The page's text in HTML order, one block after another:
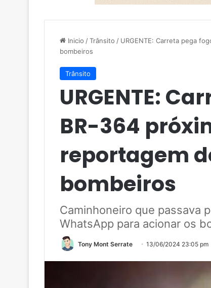
Inicio /Trânsito / URGENTE: Carreta pega
bombeiros
Trânsito
URGENTE:
BR-364
reportagem
bombeiros
Caminhoneiro que passava
WhatsApp para acionar os
Tony Mont Serrate 13/06/2024 23:05 pm